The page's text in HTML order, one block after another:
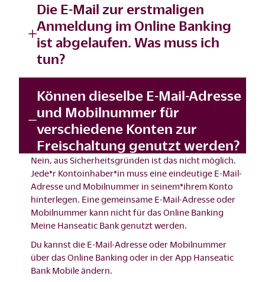
Die E-Mail zur erstmaligen
Anmeldung im Online Banking
ist abgelaufen. Was muss ich
tun?
Können dieselbe E-Mail-Adresse
und Mobilnummer für
verschiedene Konten zur
Freischaltung genutzt werden?
Nein, aus Sicherheitsgründen ist das nicht möglich.
Jede*r Kontoinhaber*in muss eine eindeutige E-Mail-
Adresse und Mobilnummer in seinem*ihrem Konto
hinterlegen. Eine gemeinsame E-Mail-Adresse oder
Mobilnummer kann nicht für das Online Banking
Meine Hanseatic Bank genutzt werden.
Du kannst die E-Mail-Adresse oder Mobilnummer
über das Online Banking oder in der App Hanseatic
Bank Mobile ändern.